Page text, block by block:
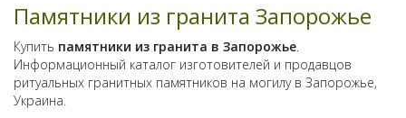
Памятники из гранита Запорожье
Купить памятники из гранита в Запорожье.
Информационный каталог изготовителей и продавцов
ритуальных гранитных памятников на могилу в Запорожье,
Украина.